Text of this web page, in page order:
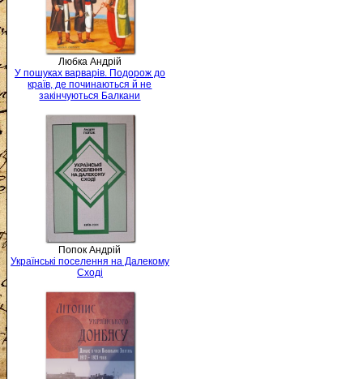
Любка Андрій
У пошуках варварів. Подорож до
країв, де починаються й не
закінчуються Балкани
Попок Андрій
Українські поселення на Далекому
Сході